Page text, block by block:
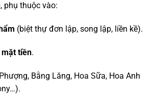
phụ thuộc vào:
(biệt thự đơn lập, song lập, liền kề).
mặt tiền.
Bằng Lăng, Hoa Sữa, Hoa Anh